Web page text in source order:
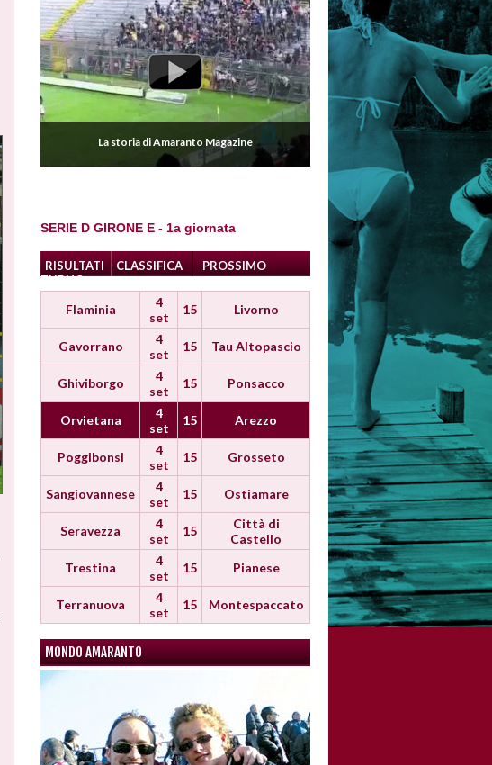
La storia di Amaranto Magazine
SERIE D GIRONE E - 1a giornata
RISULTATI CLASSIFICA
PROSSIMO
TURNO
Flaminia
4
set
15 Livorno
Gavorrano
4
set
15 Tau Altopascio
Ghiviborgo
4
set
15 Ponsacco
Orvietana
4
set
15 Arezzo
Poggibonsi
4
set
15 Grosseto
Sangiovannese
4
set
15 Ostiamare
Seravezza
4
set
15
Città di
Castello
Trestina
4
set
15 Pianese
Terranuova
4
set
15 Montespaccato
MONDO AMARANTO